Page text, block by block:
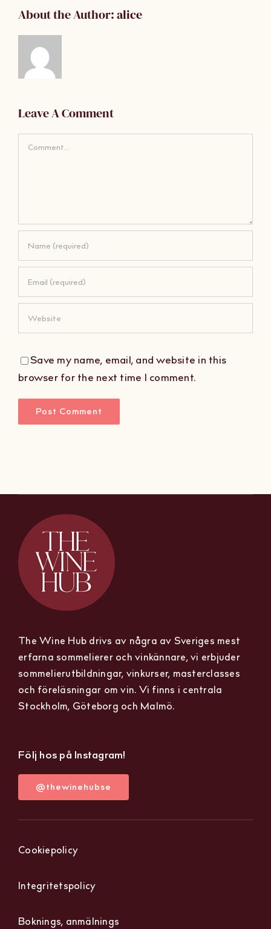
About the Author:alice
Leave A Comment
Comment
Save my name, email, and website in this
browser for the next time I comment.
The Wine Hub drivs av några av Sveriges mest
erfarna sommelierer och vinkännare, vi erbjuder
sommelierutbildningar, vinkurser, masterclasses
och föreläsningar om vin. Vi finns i centrala
Stockholm, Göteborg och Malmö.
Följ hos på Instagram!
@thewinehubse
Cookiepolicy
Integritetspolicy
Boknings, anmälnings